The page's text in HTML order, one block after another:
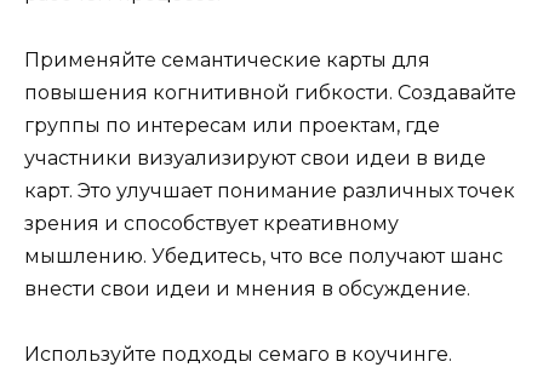
Применяйте семантические карты для
повышения когнитивной гибкости. Создавайте
группы по интересам или проектам, где
участники визуализируют свои идеи в виде
карт. Это улучшает понимание различных точек
зрения и способствует креативному
мышлению. Убедитесь, что все получают шанс
внести свои идеи и мнения в обсуждение.
Используйте подходы семаго в коучинге.